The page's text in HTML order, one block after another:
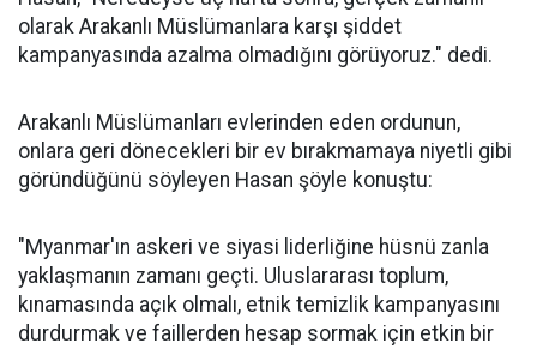
olarak Arakanlı Müslümanlara karşı şiddet
kampanyasında azalma olmadığını görüyoruz." dedi.
Arakanlı Müslümanları evlerinden eden ordunun,
onlara geri dönecekleri bir ev bırakmamaya niyetli gibi
göründüğünü söyleyen Hasan şöyle konuştu:
"Myanmar'ın askeri ve siyasi liderliğine hüsnü zanla
yaklaşmanın zamanı geçti. Uluslararası toplum,
kınamasında açık olmalı, etnik temizlik kampanyasını
durdurmak ve faillerden hesap sormak için etkin bir